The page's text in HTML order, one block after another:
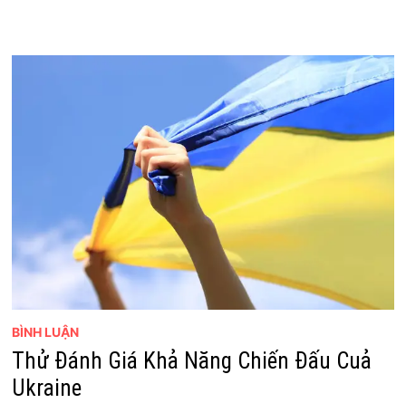
BÌNH LUẬN
Thử Đánh Giá Khả Năng Chiến Đấu Cuả
Ukraine